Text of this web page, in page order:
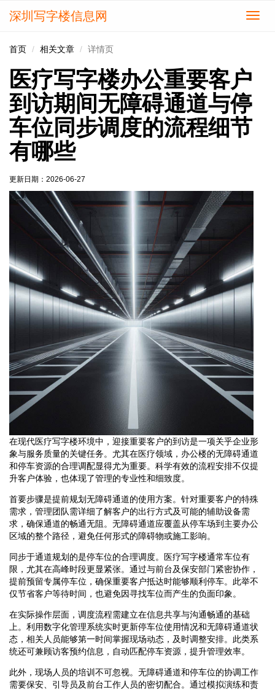
切
深圳写字楼信息网
首页 相关文章 详情页
医疗写字楼办公重要客户
到访期间无障碍通道与停
车位同步调度的流程细节
有哪些
更新日期： 2026-06-27
在现代医疗写字楼环境中，迎接重要客户的到访是一项关乎企业形
象与服务质量的关键任务。尤其在医疗领域，办公楼的无障碍通道
和停车资源的合理调配显得尤为重要。科学有效的流程安排不仅提
升客户体验，也体现了管理的专业性和细致度。
首要步骤是提前规划无障碍通道的使用方案。针对重要客户的特殊
需求，管理团队需详细了解客户的出行方式及可能的辅助设备需
求，确保通道的畅通无阻。无障碍通道应覆盖从停车场到主要办公
区域的整个路径，避免任何形式的障碍物或施工影响。
同步于通道规划的是停车位的合理调度。医疗写字楼通常车位有
限，尤其在高峰时段更显紧张。通过与前台及保安部门紧密协作，
提前预留专属停车位，确保重要客户抵达时能够顺利停车。此举不
仅节省客户等待时间，也避免因寻找车位而产生的负面印象。
在实际操作层面，调度流程需建立在信息共享与沟通畅通的基础
上。利用数字化管理系统实时更新停车位使用情况和无障碍通道状
态，相关人员能够第一时间掌握现场动态，及时调整安排。此类系
统还可兼顾访客预约信息，自动匹配停车资源，提升管理效率。
此外，现场人员的培训不可忽视。无障碍通道和停车位的协调工作
需要保安、引导员及前台工作人员的密切配合。通过模拟演练和责